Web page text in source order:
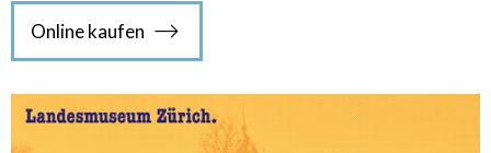
Online kaufen